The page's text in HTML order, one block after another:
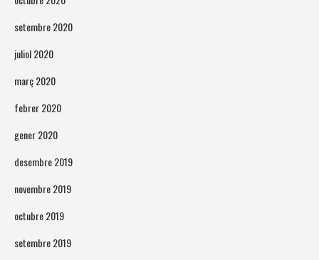
setembre 2020
juliol 2020
març 2020
febrer 2020
gener 2020
desembre 2019
novembre 2019
octubre 2019
setembre 2019